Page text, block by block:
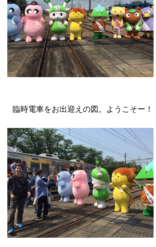
臨時電車をお出迎えの図。ようこそー！